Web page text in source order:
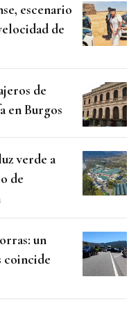
escenario
de
de
en Burgos
verde a
de
un
coincide